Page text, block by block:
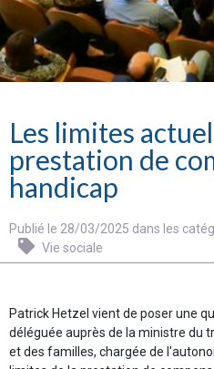
Les limites
prestation de
handicap
Publié le 28/03/2025 dans les
Vie sociale
Patrick Hetzel vient de poser une
déléguée auprès de la ministre du
et des familles, chargée de